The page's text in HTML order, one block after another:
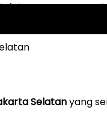
yang tepat
Selatanyang